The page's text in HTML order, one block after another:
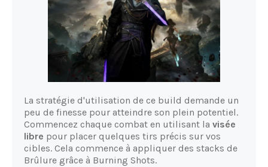
La stratégie d'utilisation de ce build demande un
peu de finesse pour atteindre son plein potentiel.
Commencez chaque combat en utilisant la visée
libre pour placer quelques tirs précis sur vos
cibles. Cela commence à appliquer des stacks de
Brûlure grâce à Burning Shots.